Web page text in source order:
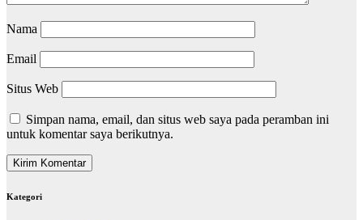
Nama
Email
Situs Web
Simpan nama, email, dan situs web saya pada peramban ini
untuk komentar saya berikutnya.
Kategori